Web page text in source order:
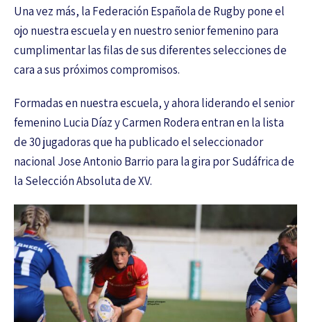
Una vez más, la Federación Española de Rugby pone el
ojo nuestra escuela y en nuestro senior femenino para
cumplimentar las filas de sus diferentes selecciones de
cara a sus próximos compromisos.
Formadas en nuestra escuela, y ahora liderando el senior
femenino Lucia Díaz y Carmen Rodera entran en la lista
de 30 jugadoras que ha publicado el seleccionador
nacional Jose Antonio Barrio para la gira por Sudáfrica de
la Selección Absoluta de XV.